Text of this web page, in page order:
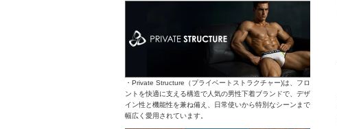
・Private Structure（プライベートストラクチャー)は、フロ
ントを快適に支える構造で人気の男性下着ブランドで、デザ
イン性と機能性を兼ね備え、日常使いから特別なシーンまで
幅広く愛用されています。